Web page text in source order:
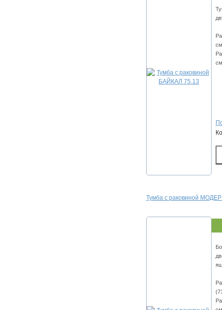
Тумба с раковиной